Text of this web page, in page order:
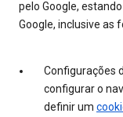
pelo Google,
Google, inclusive as
Configurações
configurar o
definir um